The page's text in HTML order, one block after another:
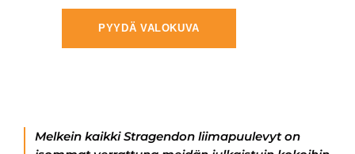
PYYDÄ VALOKUVA
Melkein kaikki Stragendon liimapuulevyt on